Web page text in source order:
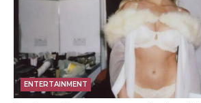
ENTERTAINMENT